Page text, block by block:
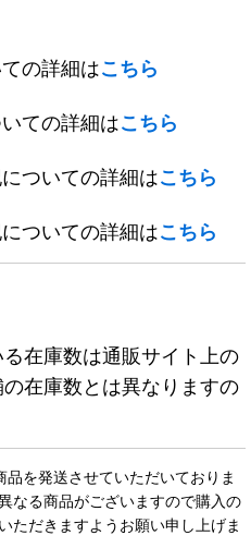
の詳細はこちら
ての詳細はこちら
ついての詳細はこちら
ついての詳細はこちら
在庫数は通販サイト上の
在庫数とは異なりますの
を発送させていただいておりま
なる商品がございますので購入の
ただきますようお願い申し上げま